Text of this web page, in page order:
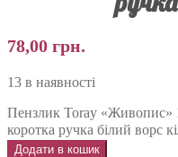
78,00 грн.
13 в наявності
Пензлик Toray «Живопис»
коротка ручка білий ворс
Додати в кошик